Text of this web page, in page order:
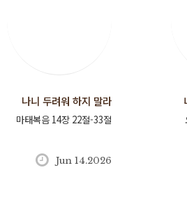
나니 두려워 하지 말라
마태복음 14장 22절-33절
Jun 14.2026